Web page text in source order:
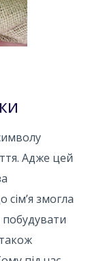
Адже цей
змогла